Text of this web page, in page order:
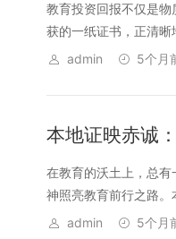
教育投资回报不仅是
获的一纸证书，正清
admin
5个月
本地证映赤诚
在教育的沃土上，总
神照亮教育前行之路
admin
5个月